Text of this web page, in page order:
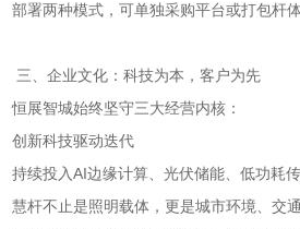
部署两种模式，可单独采购平台或打包杆
三、企业文化：科技为本，客户为先
恒展智城始终坚守三大经营内核：
创新科技驱动迭代
持续投入AI边缘计算、光伏储能、低功耗
慧杆不止是照明载体，更是城市环境、交